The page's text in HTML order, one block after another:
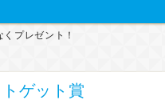
プレゼント！
ゲット賞